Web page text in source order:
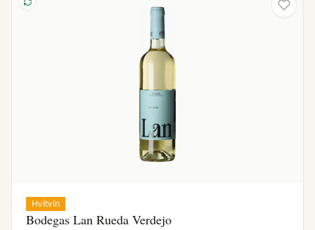
Hvítvín
Bodegas Lan Rueda Verdejo